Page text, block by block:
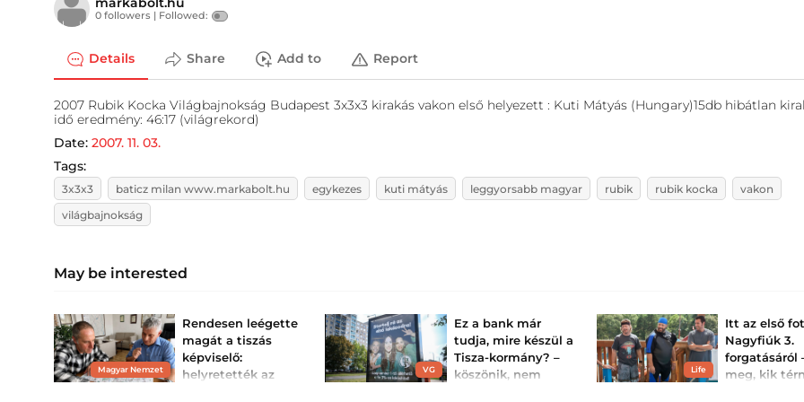
0 followers | Followed:
Details Share Add to Report
2007 Rubik Kocka Világbajnokság Budapest 3x3x3 kirakás vakon első helyezett : Kuti Mátyás (Hungary)15db hibátlan
idő eredmény: 46:17 (világrekord)
Date: 2007. 11. 03.
Tags:
3x3x3 baticz milan www.markabolt.hu egykezes kuti mátyás leggyorsabb magyar rubik rubik kocka
vakon
világbajnokság
May be interested
Magyar Nemzet
Rendesen leégette
magát a tiszás
képviselő:
helyretették az
VG
Ez a bank már
tudja, mire készül a
Tisza-kormány? –
köszönik, nem
Life
Itt az első
Nagyfiúk 3.
forgatásáról
meg, kik